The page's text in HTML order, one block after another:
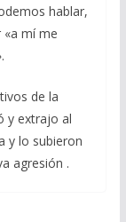
hablar,
mí me
de la
y extrajo al
y lo subieron
agresión .